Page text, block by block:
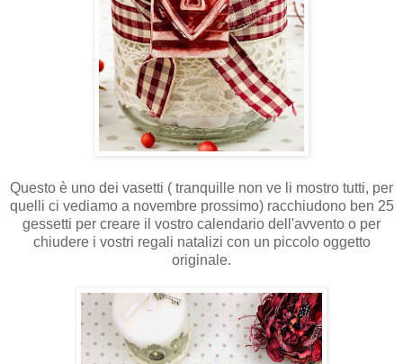
Questo è uno dei vasetti ( tranquille non ve li mostro tutti, per
quelli ci vediamo a novembre prossimo) racchiudono ben 25
gessetti per creare il vostro calendario dell'avvento o per
chiudere i vostri regali natalizi con un piccolo oggetto
originale.